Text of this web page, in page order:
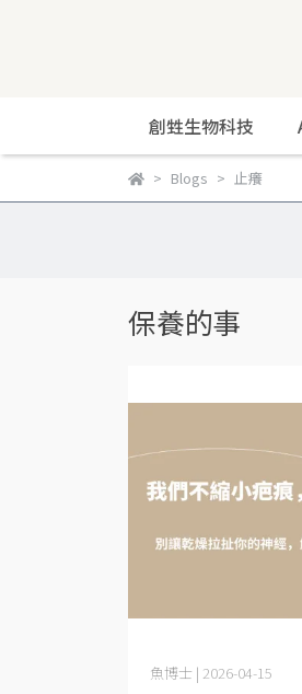
創甡生物科技
Blogs 止癢
保養的事
魚博士 | 2026-04-15